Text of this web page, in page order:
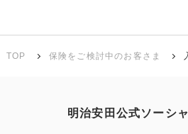
TOP 保険をご検討中のお客さま
明治安田公式ソーシ